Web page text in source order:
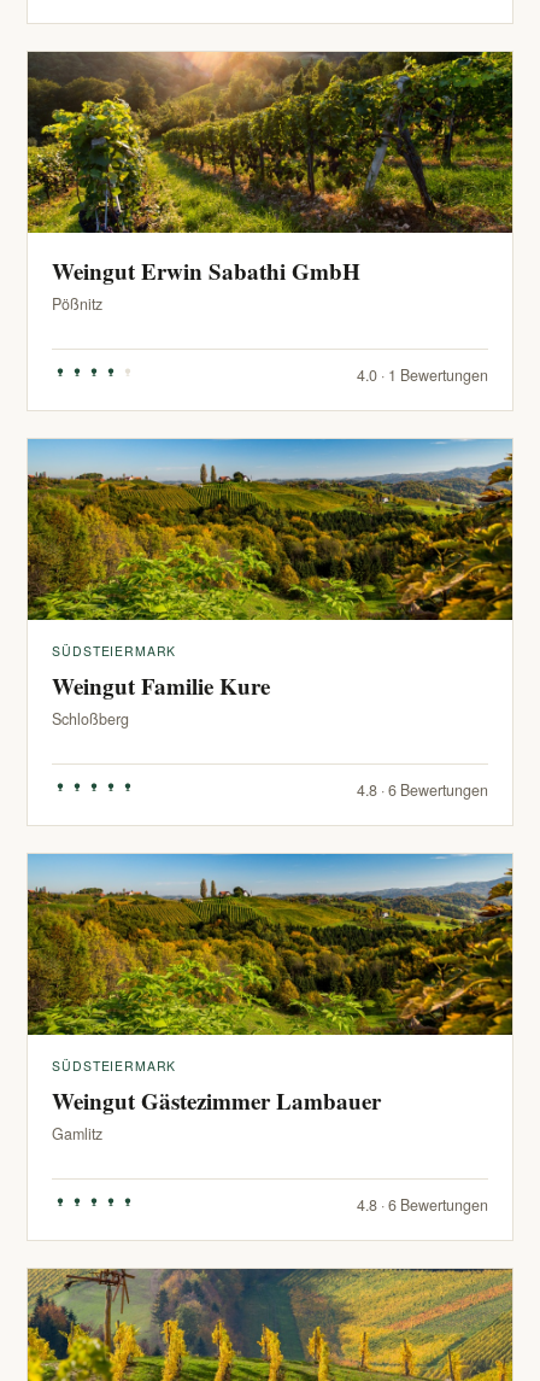
Weingut Erwin Sabathi GmbH
Pößnitz
4.0 · 1 Bewertungen
SÜDSTEIERMARK
Weingut Familie Kure
Schloßberg
4.8 · 6 Bewertungen
SÜDSTEIERMARK
Weingut Gästezimmer Lambauer
Gamlitz
4.8 · 6 Bewertungen